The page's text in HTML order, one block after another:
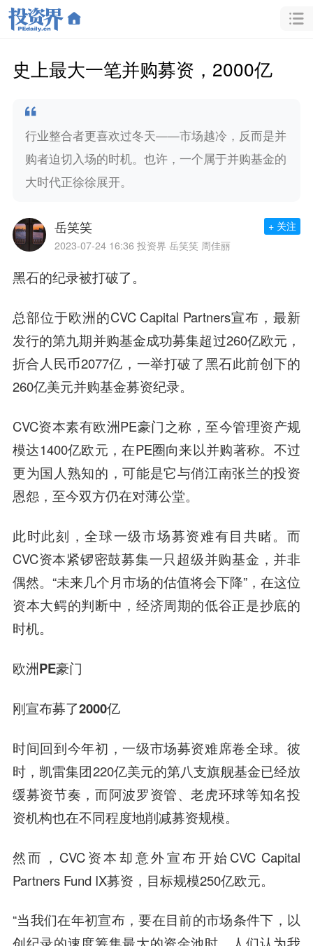
史上最大一笔并购募资，2000亿
行业整合者更喜欢过冬天——市场越冷，反而是并
购者迫切入场的时机。也许，一个属于并购基金的
大时代正徐徐展开。
岳笑笑
2023-07-24 16:36 投资界 岳笑笑 周佳丽
+ 关注
黑石的纪录被打破了。
总部位于欧洲的CVC Capital Partners宣布，最新
发行的第九期并购基金成功募集超过260亿欧元，
折合人民币2077亿，一举打破了黑石此前创下的
260亿美元并购基金募资纪录。
CVC资本素有欧洲PE豪门之称，至今管理资产规
模达1400亿欧元，在PE圈向来以并购著称。不过
更为国人熟知的，可能是它与俏江南张兰的投资
恩怨，至今双方仍在对薄公堂。
此时此刻，全球一级市场募资难有目共睹。而
CVC资本紧锣密鼓募集一只超级并购基金，并非
偶然。“未来几个月市场的估值将会下降”，在这位
资本大鳄的判断中，经济周期的低谷正是抄底的
时机。
欧洲PE豪门
刚宣布募了2000亿
时间回到今年初，一级市场募资难席卷全球。彼
时，凯雷集团220亿美元的第八支旗舰基金已经放
缓募资节奏，而阿波罗资管、老虎环球等知名投
资机构也在不同程度地削减募资规模。
然而，CVC资本却意外宣布开始CVC Capital
Partners Fund IX募资，目标规模250亿欧元。
“当我们在年初宣布，要在目前的市场条件下，以